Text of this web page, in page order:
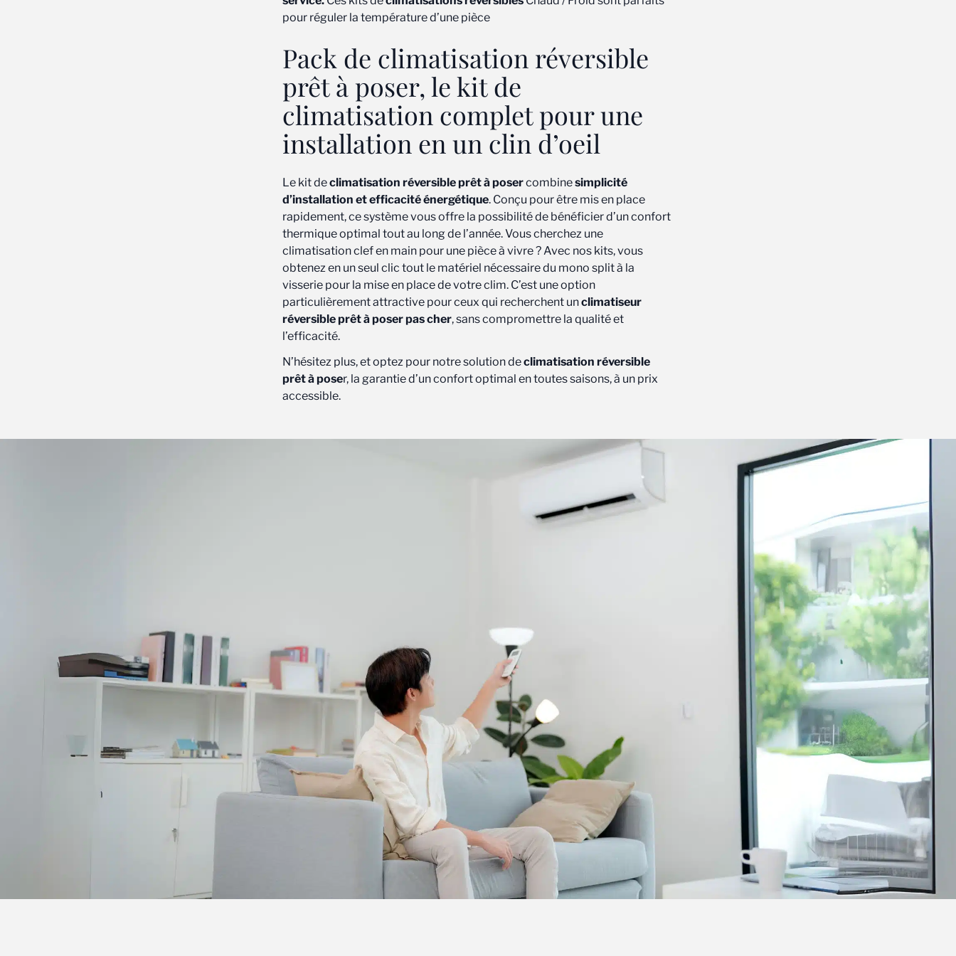
pour réguler la température d’une pièce
Pack de climatisation réversible
prêt à poser, le kit de
climatisation complet pour une
installation en un clin d’oeil
Le kit declimatisation réversible prêt à posercombinesimplicité
d’installation et efficacité énergétique. Conçu pour être mis en place
rapidement, ce système vous offre la possibilité de bénéficier d’un confort
thermique optimal tout au long de l’année. Vous cherchez une
climatisation clef en main pour une pièce à vivre ? Avec nos kits, vous
obtenez en un seul clic tout le matériel nécessaire du mono split à la
visserie pour la mise en place de votre clim. C’est une option
particulièrement attractive pour ceux qui recherchent unclimatiseur
réversible prêt à poser pas cher, sans compromettre la qualité et
l’efficacité.
N’hésitez plus, et optez pour notre solution declimatisation réversible
prêt à poser, la garantie d’un confort optimal en toutes saisons, à un prix
accessible.